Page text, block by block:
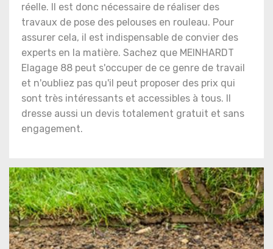
réelle. Il est donc nécessaire de réaliser des
travaux de pose des pelouses en rouleau. Pour
assurer cela, il est indispensable de convier des
experts en la matière. Sachez que MEINHARDT
Elagage 88 peut s'occuper de ce genre de travail
et n'oubliez pas qu'il peut proposer des prix qui
sont très intéressants et accessibles à tous. Il
dresse aussi un devis totalement gratuit et sans
engagement.